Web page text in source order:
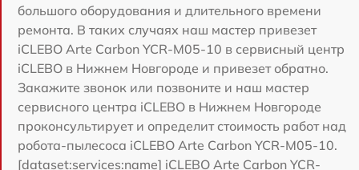
большого оборудования и длительного времени
ремонта. В таких случаях наш мастер привезет
iCLEBO Arte Carbon YCR-M05-10 в сервисный центр
iCLEBO в Нижнем Новгороде и привезет обратно.
Закажите звонок или позвоните и наш мастер
сервисного центра iCLEBO в Нижнем Новгороде
проконсультирует и определит стоимость работ над
робота-пылесоса iCLEBO Arte Carbon YCR-M05-10.
[dataset:services:name] iCLEBO Arte Carbon YCR-